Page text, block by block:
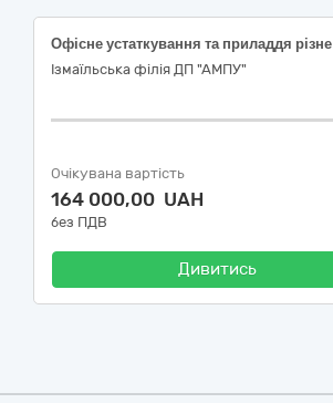
Офісне устаткування та приладдя різне
Ізмаїльська філія ДП "АМПУ"
Очікувана вартість
164 000,00 UAH
без ПДВ
Дивитись